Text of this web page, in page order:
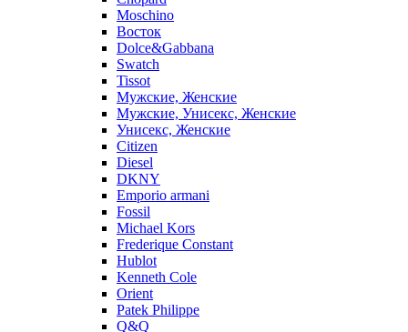
Moschino
Восток
Dolce&Gabbana
Swatch
Tissot
Мужские, Женские
Мужские, Унисекс, Женские
Унисекс, Женские
Citizen
Diesel
DKNY
Emporio armani
Fossil
Michael Kors
Frederique Constant
Hublot
Kenneth Cole
Orient
Patek Philippe
Q&Q